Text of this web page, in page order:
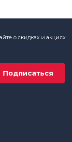
о скидках и акциях